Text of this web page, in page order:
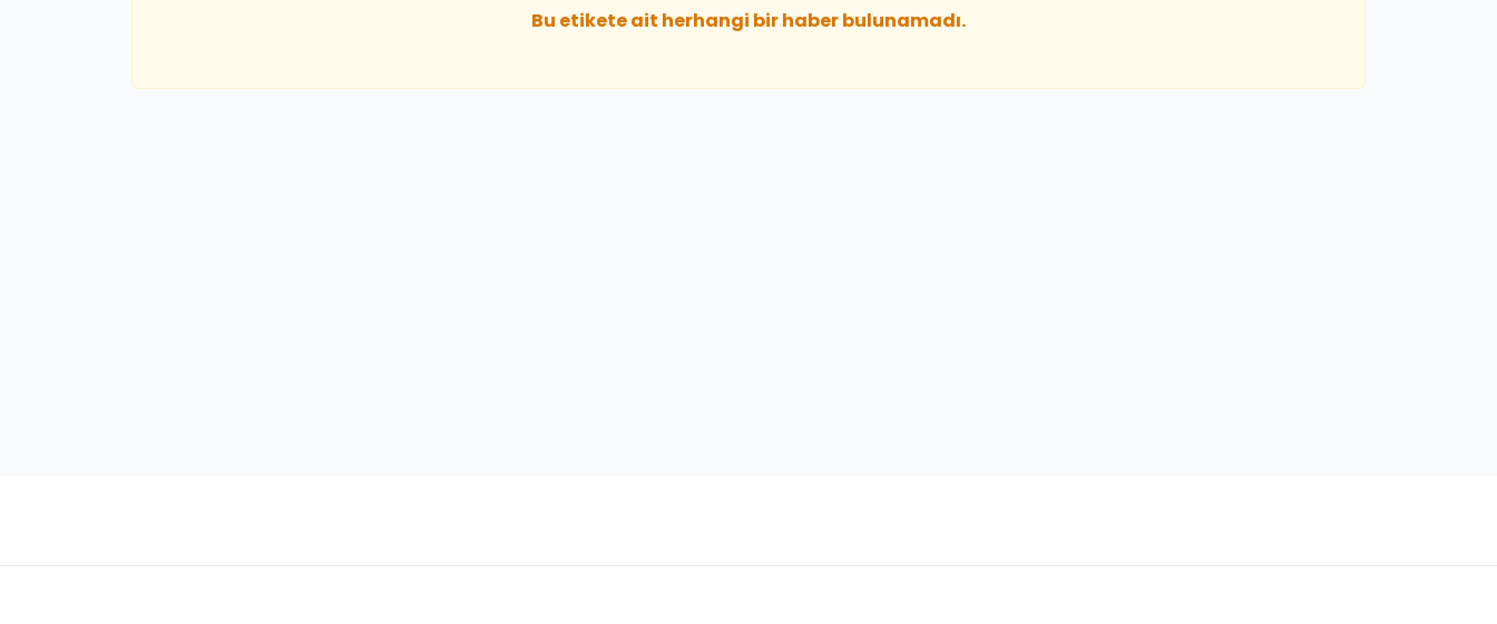
Bu etikete ait herhangi bir haber bulunamadı.